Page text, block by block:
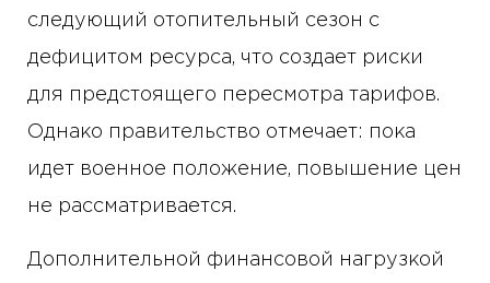
следующий отопительный сезон с
дефицитом ресурса, что создает риски
для предстоящего пересмотра тарифов.
Однако правительство отмечает: пока
идет военное положение, повышение цен
не рассматривается.
Дополнительной финансовой нагрузкой